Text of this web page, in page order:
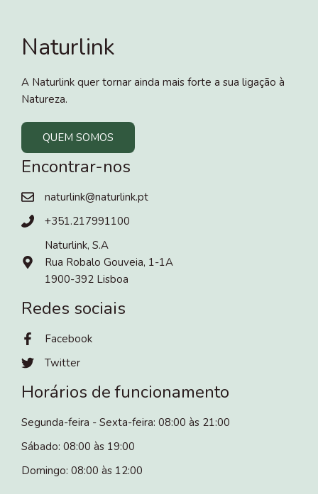
Naturlink
A Naturlink quer tornar ainda mais forte a sua ligação à
Natureza.
QUEM SOMOS
Encontrar-nos
naturlink@naturlink.pt
+351.217991100
Naturlink, S.A
Rua Robalo Gouveia, 1-1A
1900-392 Lisboa
Redes sociais
Facebook
Twitter
Horários de funcionamento
Segunda-feira - Sexta-feira: 08:00 às 21:00
Sábado: 08:00 às 19:00
Domingo: 08:00 às 12:00